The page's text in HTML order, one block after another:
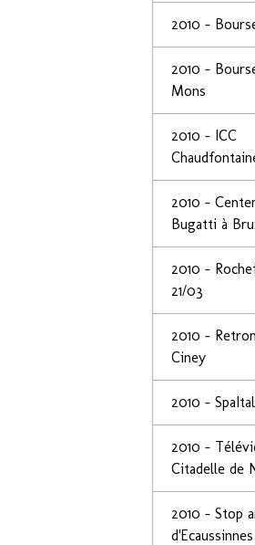
2010 -
2010 -
Mons
2010 - ICC
2010 -
Bugatti à
2010 -
21/03
2010 -
Ciney
2010 -
2010 -
Citadelle de
2010 - Stop
d'Ecaussinnes